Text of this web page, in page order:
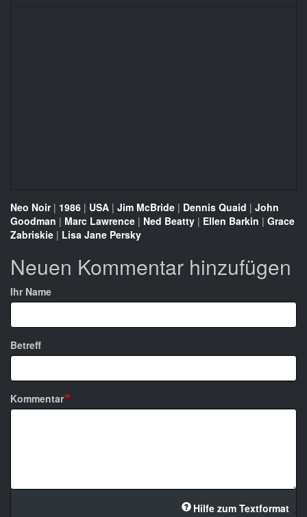
Neo Noir| 1986 | USA | Jim McBride | Dennis Quaid | John
Goodman | Marc Lawrence | Ned Beatty | Ellen Barkin | Grace
Zabriskie | Lisa Jane Persky
Neuen Kommentar hinzufügen
Ihr Name
Betreff
Kommentar
Hilfe zum Textformat